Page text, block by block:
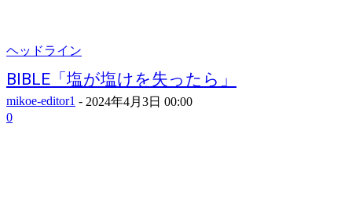
ヘッドライン
BIBLE「塩が塩けを失ったら」
mikoe-editor1 - 2024年4月3日 00:00
0